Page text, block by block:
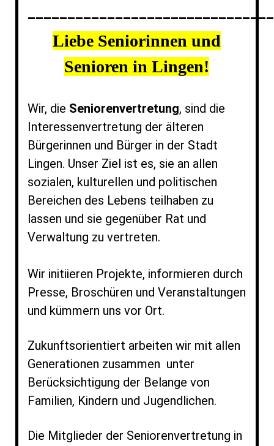
Liebe Seniorinnen und
Senioren in Lingen!
Wir, die Seniorenvertretung, sind die
Interessenvertretung der älteren
Bürgerinnen und Bürger in der Stadt
Lingen. Unser Ziel ist es, sie an allen
sozialen, kulturellen und politischen
Bereichen des Lebens teilhaben zu
lassen und sie gegenüber Rat und
Verwaltung zu vertreten.
Wir initiieren Projekte, informieren durch
Presse, Broschüren und Veranstaltungen
und kümmern uns vor Ort.
Zukunftsorientiert arbeiten wir mit allen
Generationen zusammen unter
Berücksichtigung der Belange von
Familien, Kindern und Jugendlichen.
Die Mitglieder der Seniorenvertretung in